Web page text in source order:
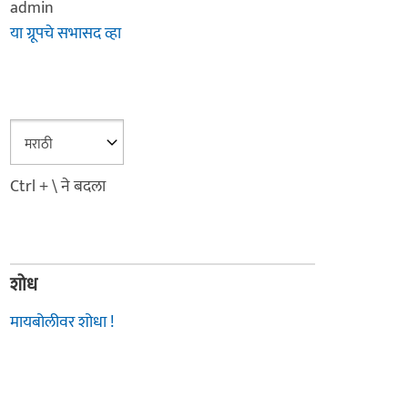
admin
या ग्रूपचे सभासद व्हा
Ctrl + \ ने बदला
शोध
मायबोलीवर शोधा !